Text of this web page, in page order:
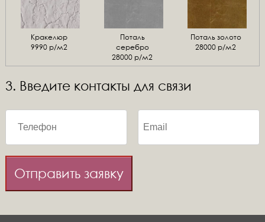
Кракелюр
9990 р/м2
Поталь
серебро
28000 р/м2
Поталь золото
28000 р/м2
3. Введите контакты для связи
Отправить заявку